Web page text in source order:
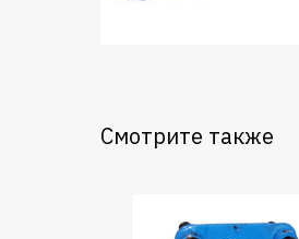
Смотрите также